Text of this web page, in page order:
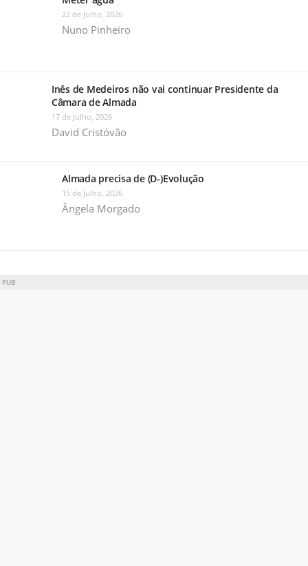
22 de Julho, 2026
Nuno Pinheiro
Inês de Medeiros não vai continuar Presidente da
Câmara de Almada
17 de Julho, 2026
David Cristóvão
Almada precisa de (D-)Evolução
15 de Julho, 2026
Ângela Morgado
PUB